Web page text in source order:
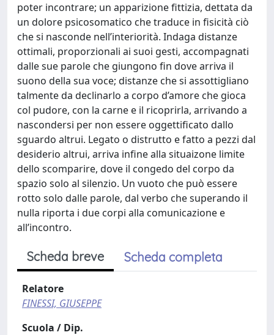
poter incontrare; un apparizione fittizia, dettata da
un dolore psicosomatico che traduce in fisicità ciò
che si nasconde nell’interiorità. Indaga distanze
ottimali, proporzionali ai suoi gesti, accompagnati
dalle sue parole che giungono fin dove arriva il
suono della sua voce; distanze che si assottigliano
talmente da declinarlo a corpo d’amore che gioca
col pudore, con la carne e il ricoprirla, arrivando a
nascondersi per non essere oggettificato dallo
sguardo altrui. Legato o distrutto e fatto a pezzi dal
desiderio altrui, arriva infine alla situaizone limite
dello scomparire, dove il congedo del corpo da
spazio solo al silenzio. Un vuoto che può essere
rotto solo dalle parole, dal verbo che superando il
nulla riporta i due corpi alla comunicazione e
all’incontro.
Scheda breve Scheda completa
Relatore
FINESSI, GIUSEPPE
Scuola / Dip.